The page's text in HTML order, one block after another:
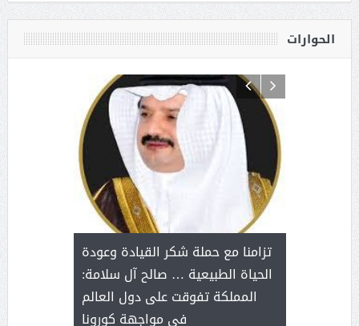
الحوارات
مع
بنت
تزامنا مع حملة شكر القيادة وعودة
الحياة الطبيعية … صالح آل سلامة:
المملكة تفوقت على دول العالم
في مواجهة كورونا
هي أساس